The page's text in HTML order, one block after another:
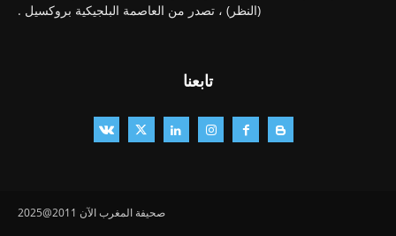
(النظر) ، تصدر من العاصمة البلجيكية بروكسيل .
تابعنا
صحيفة المغرب الآن 2011@2025